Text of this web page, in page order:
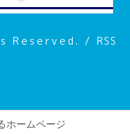
Reserved. / RSS
ホームページ